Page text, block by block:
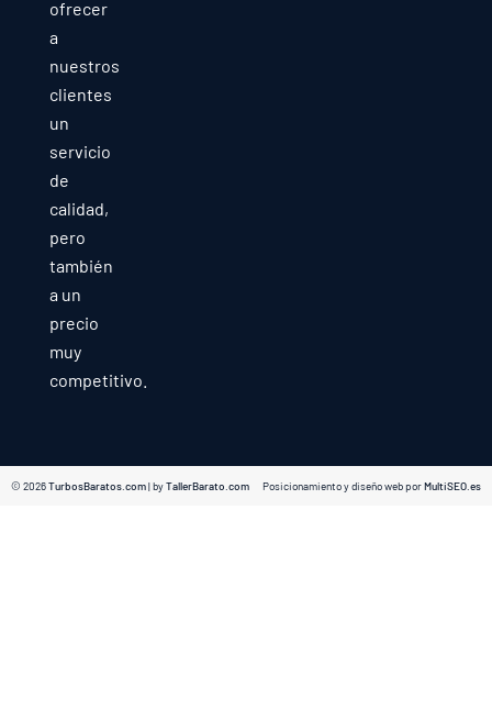
ofrecer
a
nuestros
clientes
un
servicio
de
calidad,
pero
también
a un
precio
muy
competitivo.
© 2026TurbosBaratos.com| byTallerBarato.com Posicionamiento y diseño web porMultiSEO.es